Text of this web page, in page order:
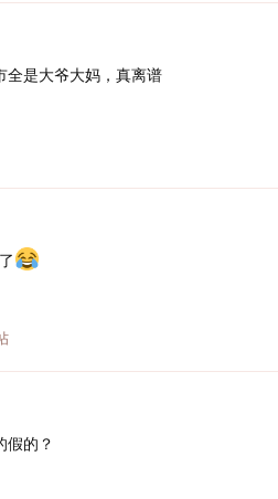
全是大爷大妈，真离谱
假的？